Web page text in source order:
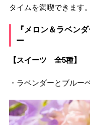
タイムを満喫できます。
『メロン＆ラベン
ー
【スイーツ 全5種】
・ラベンダーとブルー